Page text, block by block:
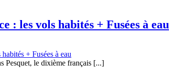
: les vols habités + Fusées à eau
+ Fusées à eau
Pesquet, le dixième français [...]